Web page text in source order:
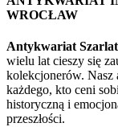
WROCŁAW
Antykwariat
wielu lat cieszy się
kolekcjonerów. Nasz
każdego, kto ceni
historyczną i
przeszłości.